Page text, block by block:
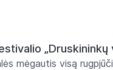
„Druskininkų
mėgautis visą